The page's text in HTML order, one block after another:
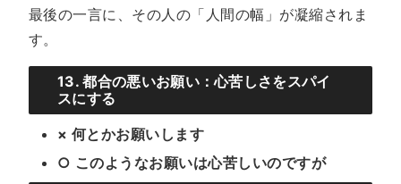
最後の一言に、その人の「人間の幅」が凝縮されま
す。
13. 都合の悪いお願い：心苦しさをスパイ
スにする
× 何とかお願いします
○ このようなお願いは心苦しいのですが